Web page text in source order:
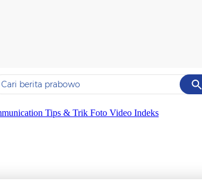
Cancel
sedang ramai dicari
Tips & Trik Foto Video Indeks